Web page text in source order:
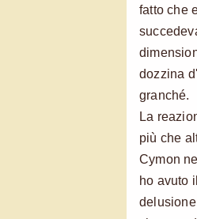
fatto che
dozzina
granché.
La
più che
Cymon
ho avuto